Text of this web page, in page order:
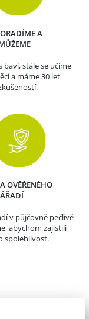
A
baví, stále se učíme
a máme 30 let
OVĚŘENÉHO
v půjčovně pečlivě
abychom zajistili
spolehlivost.